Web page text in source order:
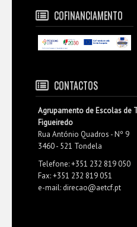
COFINANCIAMENTO
CONTACTOS
Agrupamento de Escolas de
Figueiredo
Rua António Quadros - Nº 9
3460 - 521 Tondela
Telefone: +351 232 819 050
Fax: +351 232 819 051
e-mail: direcao@aetcf.pt